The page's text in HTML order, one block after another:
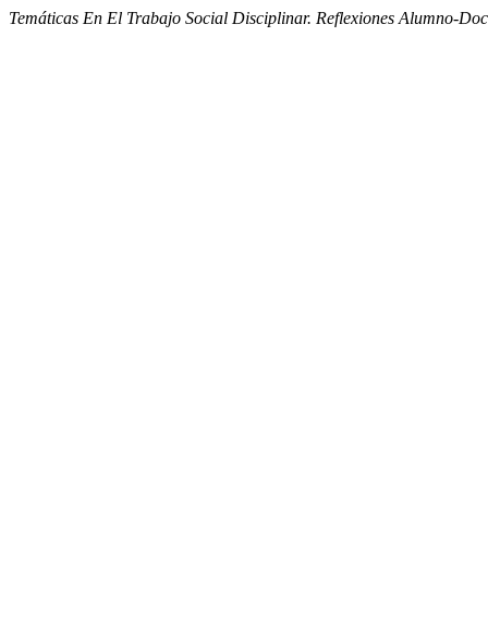
Temáticas En El Trabajo Social Disciplinar. Reflexiones Alumno-